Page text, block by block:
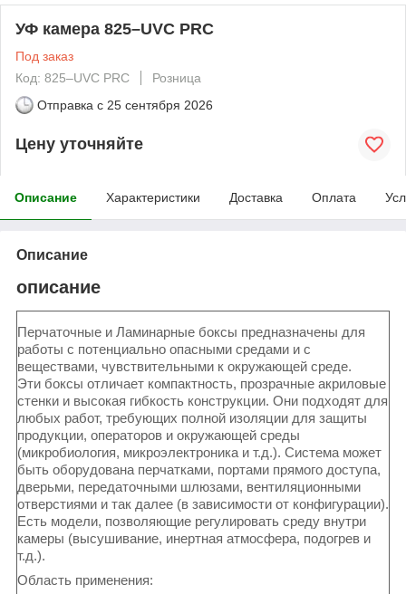
УФ камера 825–UVC PRC
Под заказ
Код: 825–UVC PRC
Розница
Отправка с 25 сентября 2026
Цену уточняйте
Описание Характеристики Доставка Оплата
Описание
описание
Перчаточные и Ламинарные боксы предназначены для
работы с потенциально опасными средами и с
веществами, чувствительными к окружающей среде.
Эти боксы отличает компактность, прозрачные акриловые
стенки и высокая гибкость конструкции. Они подходят для
любых работ, требующих полной изоляции для защиты
продукции, операторов и окружающей среды
(микробиология, микроэлектроника и т.д.). Система может
быть оборудована перчатками, портами прямого доступа,
дверьми, передаточными шлюзами, вентиляционными
отверстиями и так далее (в зависимости от конфигурации).
Есть модели, позволяющие регулировать среду внутри
камеры (высушивание, инертная атмосфера, подогрев и
т.д.).
Область применения: